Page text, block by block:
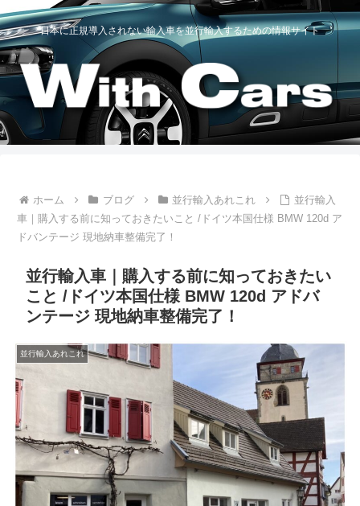
日本に正規導入されない輸入車を並行輸入するための情報サイト
ホーム ブログ 並行輸入あれこれ
並行輸入
車｜購入する前に知っておきたいこと /ドイツ本国仕様 BMW 120d ア
ドバンテージ 現地納車整備完了！
並行輸入車｜購入する前に知っておきたい
こと /ドイツ本国仕様 BMW 120d アドバ
ンテージ 現地納車整備完了！
並行輸入あれこれ